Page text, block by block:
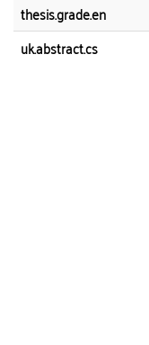
thesis.grade.en
uk.abstract.cs